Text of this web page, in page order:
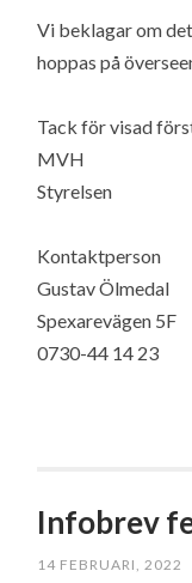
Vi beklagar om
hoppas på
Tack för visad
MVH
Styrelsen
Kontaktperson
Gustav Ölmedal
Spexarevägen 5F
0730-44 14 23
Infobrev
14 FEBRUARI, 2022